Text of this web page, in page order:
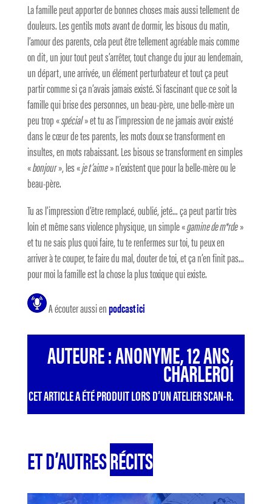
La famille peut apporter de bonnes choses mais aussi tellement de
douleurs. Les gentils mots avant de dormir, les bisous du matin,
l’amour des parents, cela peut être tellement agréable mais comme
on dit, un jour tout peut s’arrêter, tout change du jour au lendemain,
un départ, une arrivée, un élément perturbateur et tout ça peut
partir comme si ça n’avais jamais existé. Si fascinant que ce soit la
famille qui brise des personnes, un beau-père, une belle-mère un
peu trop «spécial» et tu as l’impression de ne jamais avoir existé
dans le cœur de tes parents, les mots doux se transforment en
insultes, en mots rabaissant. Les bisous se transforment en simples
«bonjour», les «je t’aime» n’existent que pour la belle-mère ou le
beau-père.
Tu as l’impression d’être remplacé, oublié, jeté… ça peut partir très
loin et même sans violence physique, un simple «gamine de m*rde»
et tu ne sais plus quoi faire, tu te renfermes sur toi, tu peux en
arriver à te couper, te faire du mal, douter de toi, et ça n’en finit pas…
pour moi la famille est la chose la plus toxique qui existe.
A écouter aussi enpodcast ici
AUTEURE : ANONYME, 12 ANS,
CHARLEROI
CET ARTICLE A ÉTÉ PRODUIT LORS D’UN ATELIER SCAN-R.
ET D’AUTRESRÉCITS